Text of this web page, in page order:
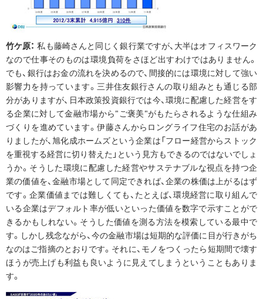
竹ケ原： 私も藤崎さんと同じく銀行業ですが、大半はオフィスワーク
なので仕事そのものは環境負荷をさほど出すわけではありません。
でも、銀行はお金の流れを決めるので、間接的には環境に対して強い
影響力を持っています。三井住友銀行さんの取り組みとも通じる部
分がありますが、日本政策投資銀行では今、環境に配慮した経営をす
る企業に対して金融市場から"ご褒美"がもたらされるような仕組み
づくりを進めています。伊藤さんからロングライフ住宅のお話があ
りましたが、旭化成ホームズという企業は「フロー経営からストック
を重視する経営に切り替えた」という見方もできるのではないでしょ
うか。そうした環境に配慮した経営やサステナブルな視点を持つ企
業の価値を、金融市場として同定できれば、企業の株価は上がるはず
です。企業価値までは難しくても、たとえば、環境経営に取り組んで
いる企業はデフォルト率が低いといった価値を数字で示すことがで
きるかもしれない。そうした価値を測る方法を模索している最中で
す。しかし残念ながら、今の金融市場は短期的な評価に目が行きがち
なのはご指摘のとおりです。それに、モノをつくったら短期間で壊す
ほうが売上げも利益も良いように見えてしまうということもありま
す。